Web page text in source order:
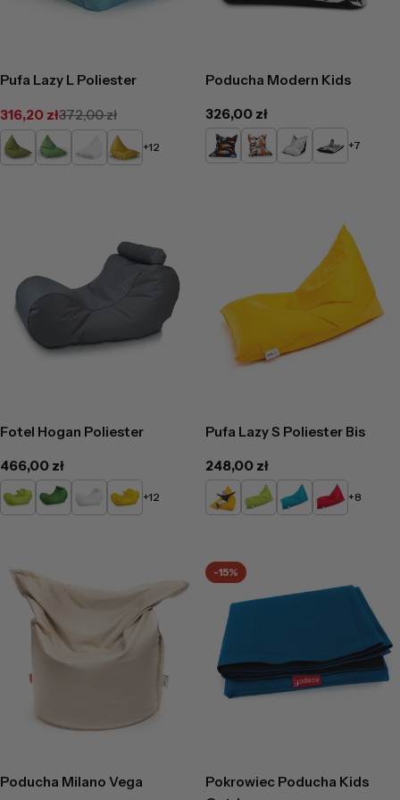
Pufa Lazy L Poliester
Cena
promocyjna
316,20 zł
Cena
regularna
372,00 zł
Limonkowy
Zielony Żółty +12
Poducha Modern Kids
Cena
regularna
326,00 zł
DG40/NC6DG42/NC11DG44/NC14DG48/NC14
+7
Fotel Hogan Poliester
Cena
regularna
466,00 zł
Limonkowy
Zielony Biały Żółty +12
Pufa Lazy S Poliester Bis
Cena
regularna
248,00 zł
Żółty
LimonkowyTurkusowyCzerwony
+8
Poducha Milano Vega
-15%
Pokrowiec Poducha Kids